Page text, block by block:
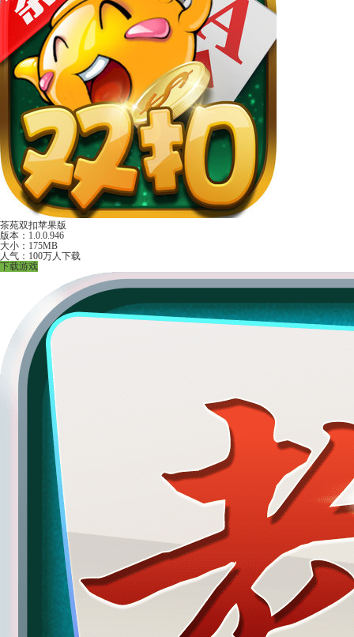
茶苑双扣苹果版
版本：1.0.0.946
大小：175MB
人气：100万人下载
下载游戏